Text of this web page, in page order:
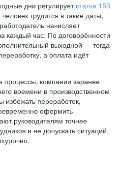
дни регулируетстатья 153
трудится в такие даты,
начисляет
каждый час. По договорённости
выходной — тогда
а оплата идёт
процессы, компании заранее
времени в производственном
избежать переработок,
оформить
руководителям точнее
и не допускать ситуаций,